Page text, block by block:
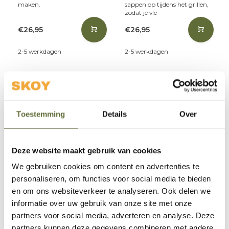
Toestemming Details Over
Deze website maakt gebruik van cookies
We gebruiken cookies om content en advertenties te
personaliseren, om functies voor social media te bieden
en om ons websiteverkeer te analyseren. Ook delen we
informatie over uw gebruik van onze site met onze
partners voor social media, adverteren en analyse. Deze
maken.
€26,95
2-5 werkdagen
sappen op tijdens het grillen,
zodat je vle
€26,95
2-5 werkdagen
Grill Guru
Drip Pan L Grill Guru
Met de Grill Guru Pan L til je je
Replacement Gasket
L/M van Grill Guru
De Replacement Gasket L/M